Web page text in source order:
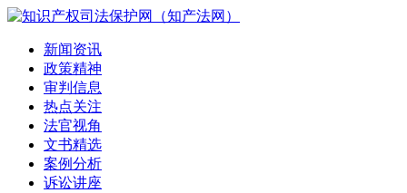
新闻资讯
政策精神
审判信息
热点关注
法官视角
文书精选
案例分析
诉讼讲座